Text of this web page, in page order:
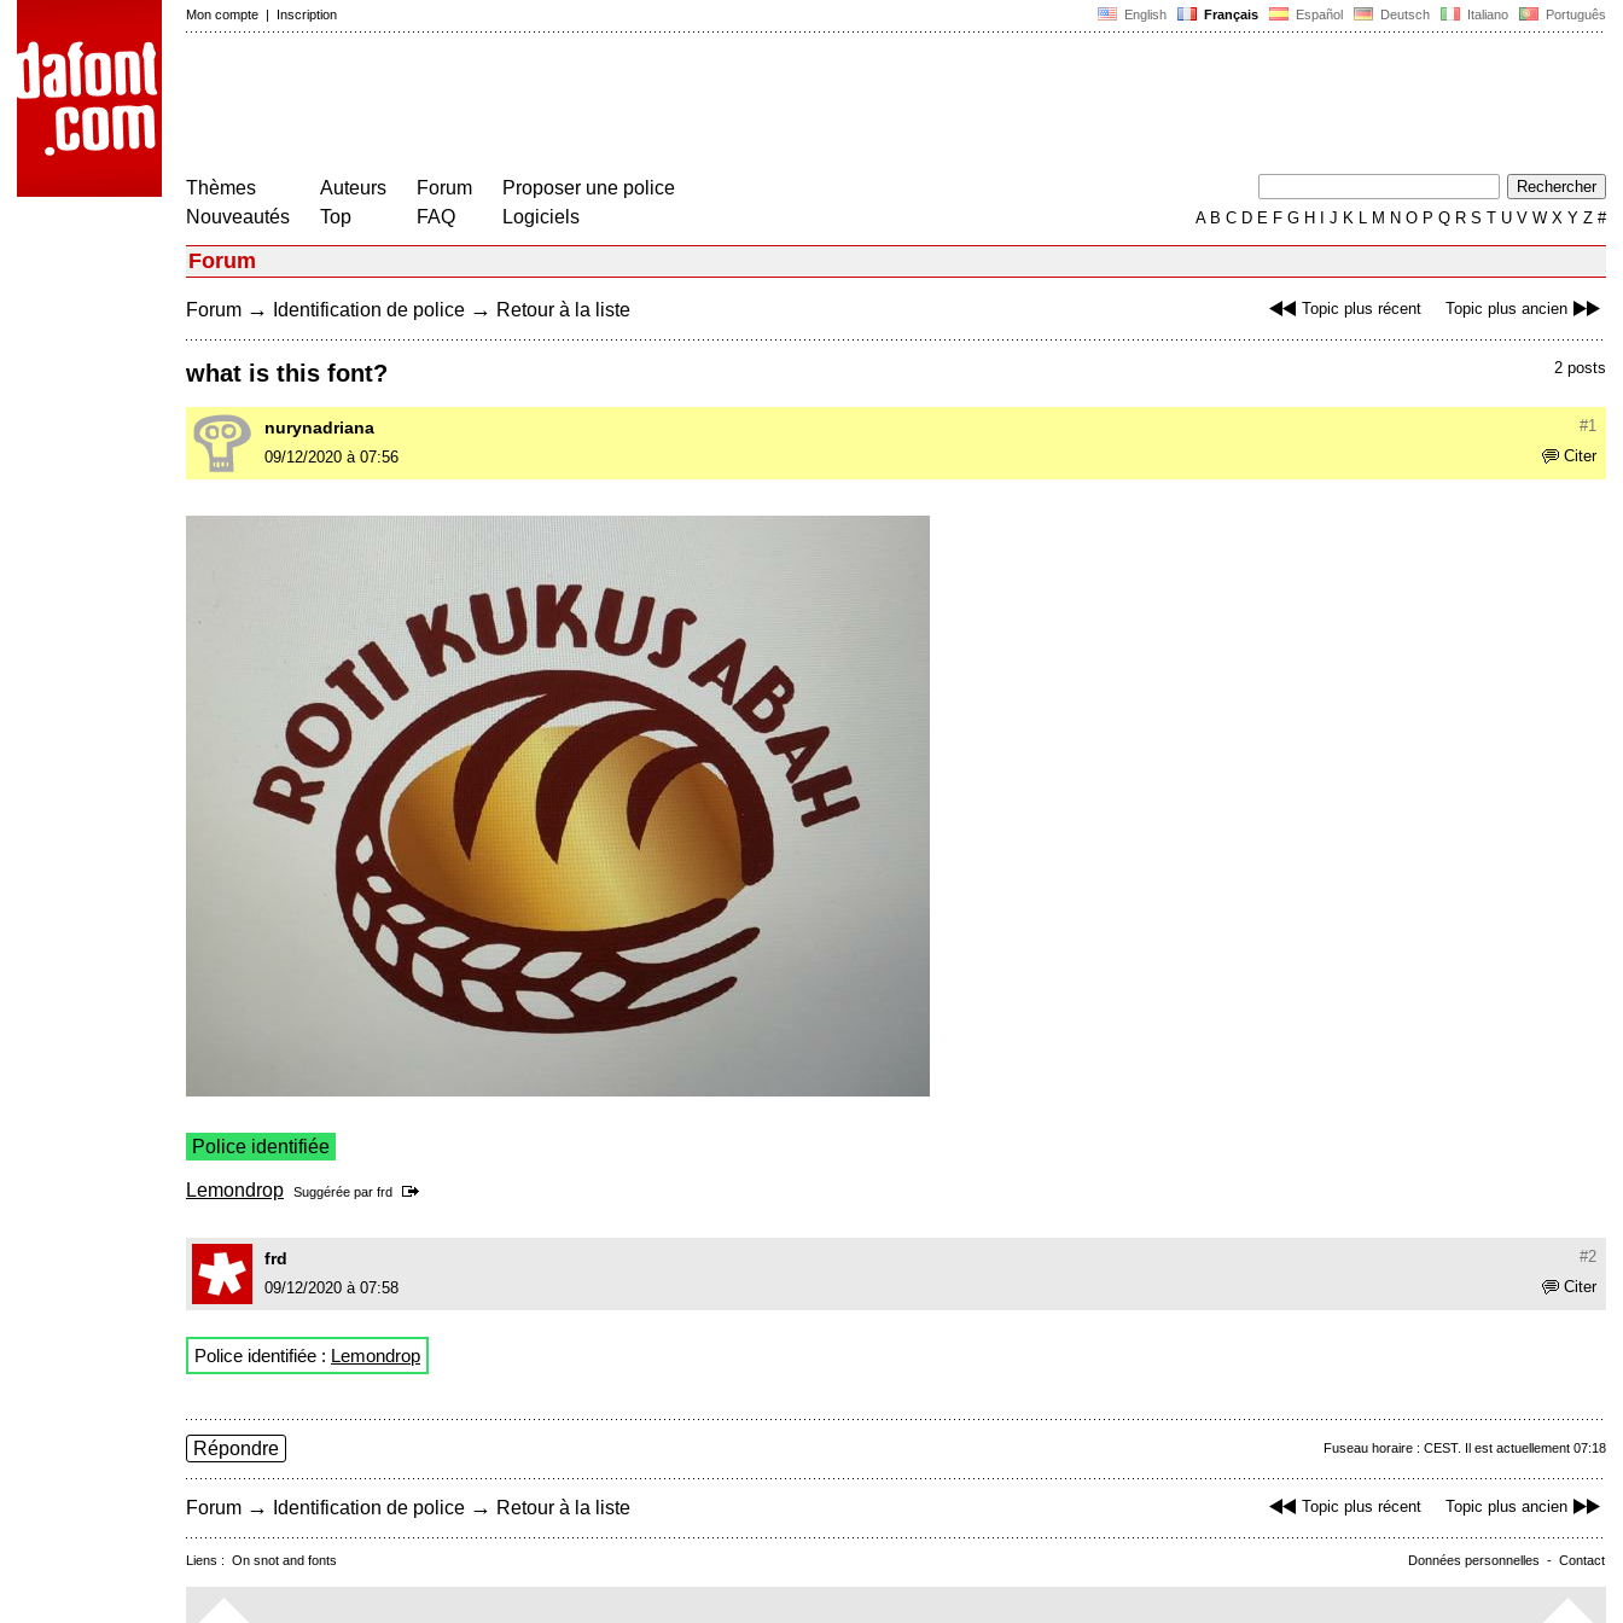
English Français Español Deutsch Italiano Português
Mon compte | Inscription
Thèmes
Nouveautés
Auteurs
Top
Forum
FAQ
Proposer une police
Logiciels
AB C D E F G H J K L M N O P Q R S T U V W X Y Z #
Forum
Topic plus récent Topic plus ancien
Forum → Identification de police → Retour à la liste
2 posts
what is this font?
#1
nurynadriana
Citer
09/12/2020 à 07:56
Police identifiée
Lemondrop Suggérée par frd
#2
frd
Citer
09/12/2020 à 07:58
Police identifiée : Lemondrop
Fuseau horaire : CEST. Il est actuellement 07:18
Répondre
Topic plus récent Topic plus ancien
Forum → Identification de police → Retour à la liste
Données personnelles - Contact
Liens : On snot and fonts